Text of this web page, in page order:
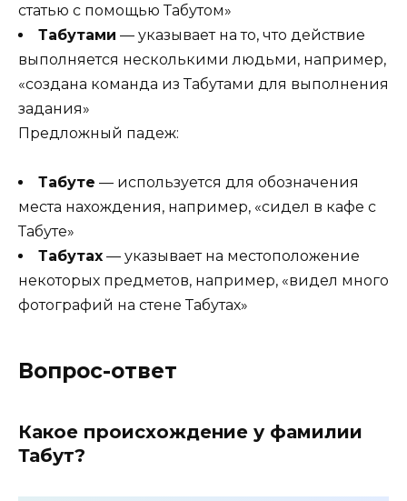
статью с помощью Табутом»
Табутами — указывает на то, что действие
выполняется несколькими людьми, например,
«создана команда из Табутами для выполнения
задания»
Предложный падеж:
Табуте — используется для обозначения
места нахождения, например, «сидел в кафе с
Табуте»
Табутах — указывает на местоположение
некоторых предметов, например, «видел много
фотографий на стене Табутах»
Вопрос-ответ
Какое происхождение у фамилии
Табут?